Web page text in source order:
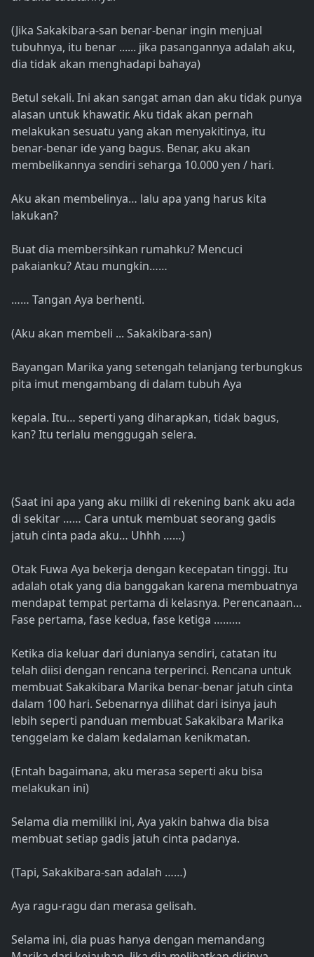
(Jika Sakakibara-san benar-benar ingin menjual
tubuhnya, itu benar ...... jika pasangannya adalah aku,
dia tidak akan menghadapi bahaya)
Betul sekali. Ini akan sangat aman dan aku tidak punya
alasan untuk khawatir. Aku tidak akan pernah
melakukan sesuatu yang akan menyakitinya, itu
benar-benar ide yang bagus. Benar, aku akan
membelikannya sendiri seharga 10.000 yen / hari.
Aku akan membelinya… lalu apa yang harus kita
lakukan?
Buat dia membersihkan rumahku? Mencuci
pakaianku? Atau mungkin……
…… Tangan Aya berhenti.
(Aku akan membeli ... Sakakibara-san)
Bayangan Marika yang setengah telanjang terbungkus
pita imut mengambang di dalam tubuh Aya
kepala. Itu… seperti yang diharapkan, tidak bagus,
kan? Itu terlalu menggugah selera.
(Saat ini apa yang aku miliki di rekening bank aku ada
di sekitar …… Cara untuk membuat seorang gadis
jatuh cinta pada aku… Uhhh ……)
Otak Fuwa Aya bekerja dengan kecepatan tinggi. Itu
adalah otak yang dia banggakan karena membuatnya
mendapat tempat pertama di kelasnya. Perencanaan…
Fase pertama, fase kedua, fase ketiga ………
Ketika dia keluar dari dunianya sendiri, catatan itu
telah diisi dengan rencana terperinci. Rencana untuk
membuat Sakakibara Marika benar-benar jatuh cinta
dalam 100 hari. Sebenarnya dilihat dari isinya jauh
lebih seperti panduan membuat Sakakibara Marika
tenggelam ke dalam kedalaman kenikmatan.
(Entah bagaimana, aku merasa seperti aku bisa
melakukan ini)
Selama dia memiliki ini, Aya yakin bahwa dia bisa
membuat setiap gadis jatuh cinta padanya.
(Tapi, Sakakibara-san adalah ……)
Aya ragu-ragu dan merasa gelisah.
Selama ini, dia puas hanya dengan memandang